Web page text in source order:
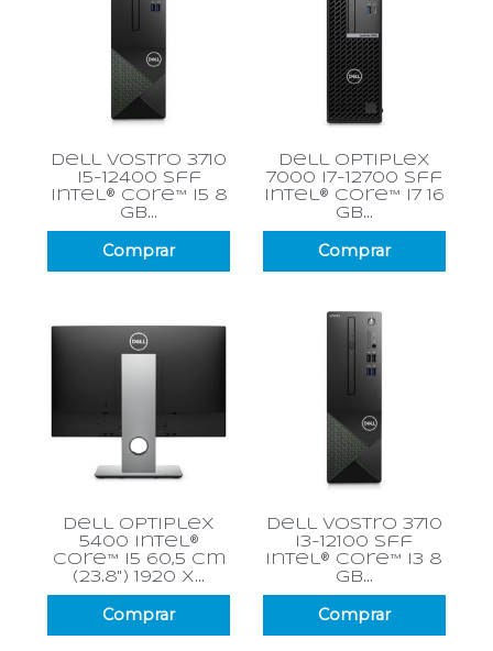
dell vostro 3710
i5-12400 sff
intel® core™ i5 8
gb...
Comprar
dell optiplex
7000 i7-12700 sff
intel® core™ i7 16
gb...
Comprar
dell optiplex
5400 intel®
core™ i5 60,5 cm
(23.8") 1920 x...
Comprar
dell vostro 3710
i3-12100 sff
intel® core™ i3 8
gb...
Comprar